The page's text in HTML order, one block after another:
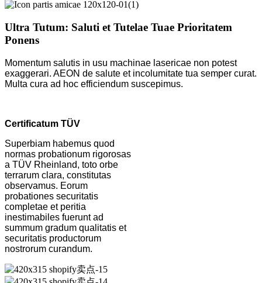
Ultra Tutum: Saluti et Tutelae Tuae Prioritatem
Ponens
Momentum salutis in usu machinae lasericae non potest
exaggerari. AEON de salute et incolumitate tua semper curat.
Multa cura ad hoc efficiendum suscepimus.
Certificatum TÜV
Superbiam habemus quod
normas probationum rigorosas
a TÜV Rheinland, toto orbe
terrarum clara, constitutas
observamus. Eorum
probationes securitatis
completae et peritia
inestimabiles fuerunt ad
summum gradum qualitatis et
securitatis productorum
nostrorum curandum.